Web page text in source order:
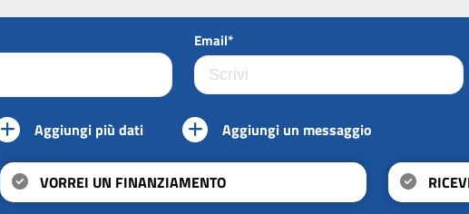
Email*
Aggiungi più dati Aggiungi un messaggio
VORREI UN FINANZIAMENTO